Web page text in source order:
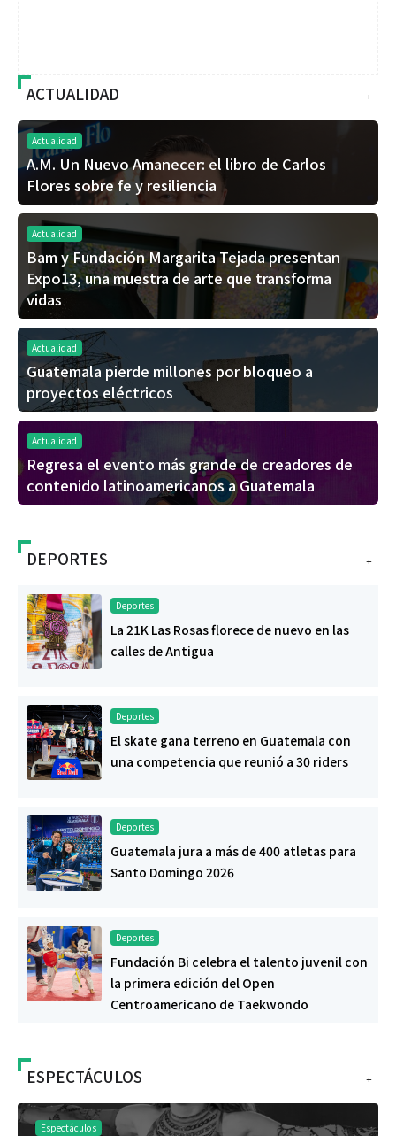
+
ACTUALIDAD
Actualidad
A.M. Un Nuevo Amanecer: el libro de Carlos
Flores sobre fe y resiliencia
Actualidad
Bam y Fundación Margarita Tejada presentan
Expo13, una muestra de arte que transforma
vidas
Actualidad
Guatemala pierde millones por bloqueo a
proyectos eléctricos
Actualidad
Regresa el evento más grande de creadores de
contenido latinoamericanos a Guatemala
+
DEPORTES
Deportes
La 21K Las Rosas florece de nuevo en las
calles de Antigua
Deportes
El skate gana terreno en Guatemala con
una competencia que reunió a 30 riders
Deportes
Guatemala jura a más de 400 atletas para
Santo Domingo 2026
Deportes
Fundación Bi celebra el talento juvenil con
la primera edición del Open
Centroamericano de Taekwondo
+
ESPECTÁCULOS
Espectáculos